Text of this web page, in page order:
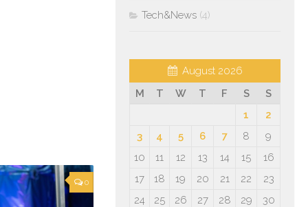
0
Tech&News (4)
August 2026
M
T W T F S
S
1
2
3
4 5 6 7 8
9
10
11 12 13 14 15
16
17
18 19 20 21 22
23
24
25 26 27 28 29
30